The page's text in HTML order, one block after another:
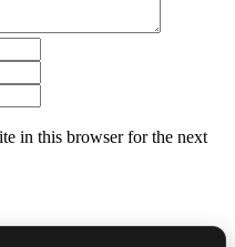
in this browser for the next